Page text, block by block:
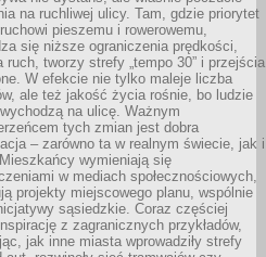
na ruchliwej ulicy. Tam, gdzie priorytet
pieszemu i rowerowemu,
się niższe ograniczenia prędkości,
ruch, tworzy strefy „tempo 30” i przejścia
W efekcie nie tylko maleje liczba
ale też jakość życia rośnie, bo ludzie
na ulicę. Ważnym
tych zmian jest dobra
– zarówno ta w realnym świecie, jak i
wymieniają się
w mediach społecznościowych,
projekty miejscowego planu, wspólnie
sąsiedzkie. Coraz częściej
z zagranicznych przykładów,
jak inne miasta wprowadziły strefy